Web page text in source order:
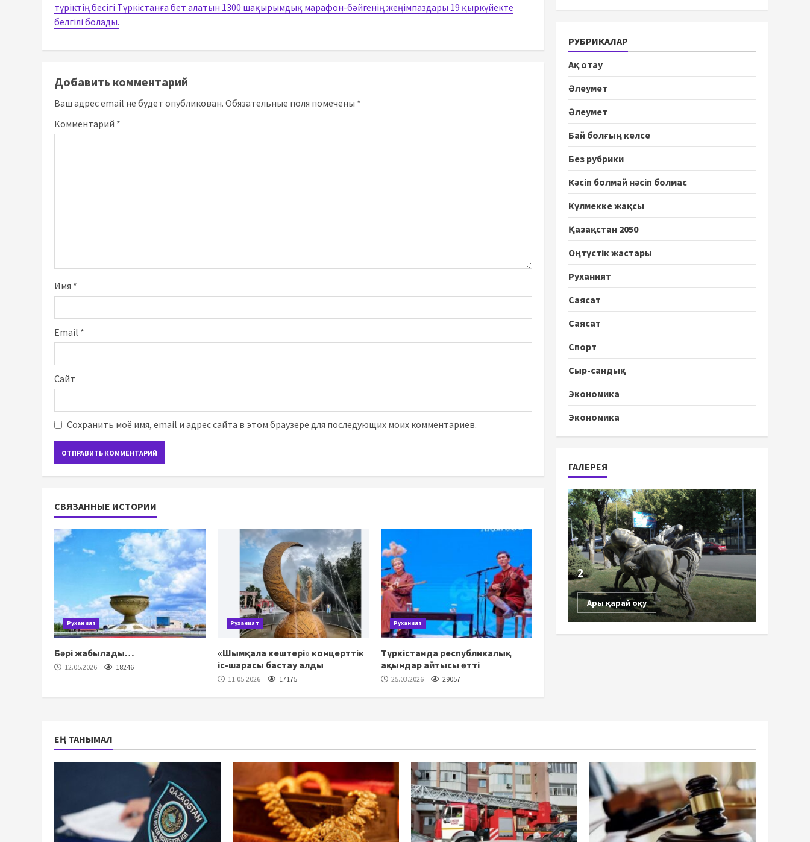
түріктің бесігі Түркістанға бет алатын 1300 шақырымдық марафон-бәйгенің жеңімпаздары 19 қыркүйекте
белгілі болады.
Добавить комментарий
Ваш адрес email не будет опубликован. Обязательные поля помечены *
Комментарий *
Имя *
Email *
Сайт
Сохранить моё имя, email и адрес сайта в этом браузере для последующих моих комментариев.
СВЯЗАННЫЕ ИСТОРИИ
Руханият
Бәрі жабылады…
12.05.2026 18246
Руханият
«Шымқала кештері» концерттік
іс-шарасы бастау алды
11.05.2026 17175
Руханият
Түркістанда республикалық
ақындар айтысы өтті
25.03.2026 29057
РУБРИКАЛАР
Ақ отау
Әлеумет
Әлеумет
Бай болғың келсе
Без рубрики
Кәсіп болмай нәсіп болмас
Күлмекке жақсы
Қазақстан 2050
Оңтүстік жастары
Руханият
Саясат
Саясат
Спорт
Сыр-сандық
Экономика
Экономика
ГАЛЕРЕЯ
2
Ары қарай оқу
ЕҢ ТАНЫМАЛ